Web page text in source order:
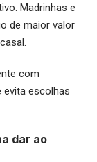
Madrinhas e
de maior valor
com
evita escolhas
dar ao